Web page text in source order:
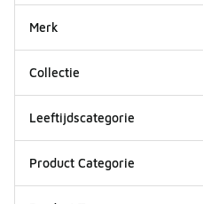
Merk
Collectie
Leeftijdscategorie
Product Categorie